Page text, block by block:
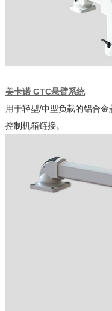
美卡诺 GTC悬臂系统
用于轻型/中型负载的铝合
控制机箱链接。